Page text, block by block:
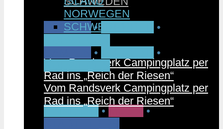
CAMPEN •
•
Vom Randsverk Campingplatz per
Rad ins „Reich der Riesen“
FINNLAND • MUSIK •
NORWEGEN
SCHWEDEN
•
•
Vom Randsverk Campingplatz per
Rad ins „Reich der Riesen“